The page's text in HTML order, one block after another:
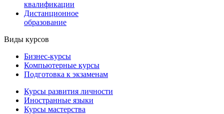
квалификации
Дистанционное
образование
Виды курсов
Бизнес-курсы
Компьютерные курсы
Подготовка к экзаменам
Курсы развития личности
Иностранные языки
Курсы мастерства